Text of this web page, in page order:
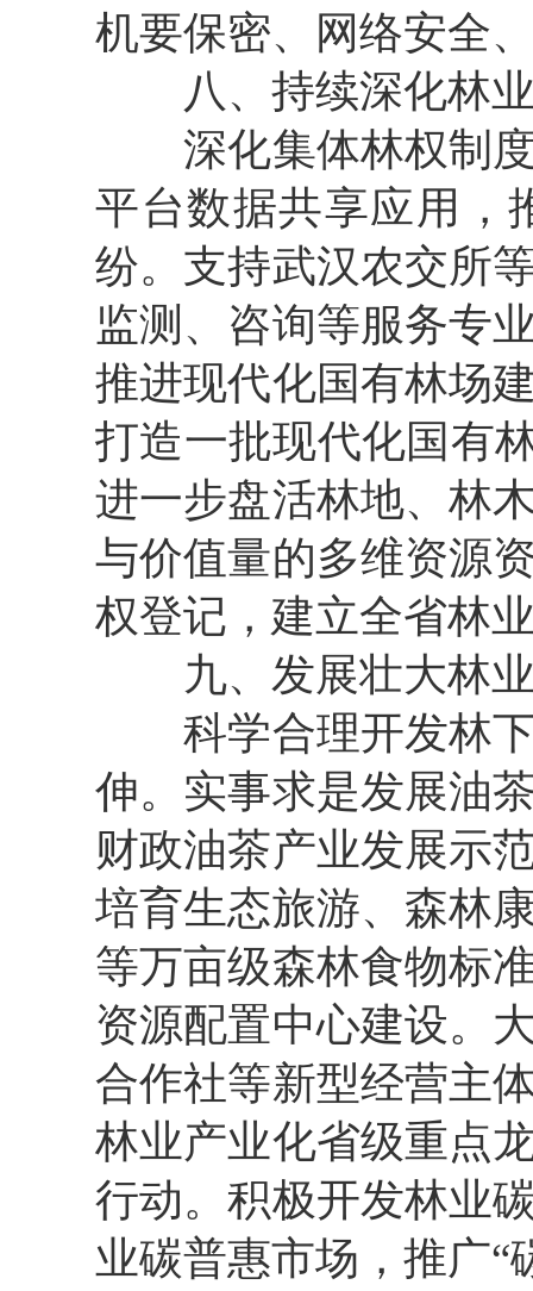
机要保密、网络安全
八、 持续深化林
深化集体林权制
平台数据共享应用，
纷。支持武汉农交所
监测、咨询等服务专
推进现代化国有林场
打造一批现代化国有
进一步盘活林地、林
与价值量的多维资源
权登记，建立全省林
九、 发展壮大林
科学合理开发林
伸。 实事求是发展油
财政油茶产业发展示
培育生态旅游、森林
等万亩级森林食物标
资源配置中心建设。
合作社等新型经营主
林业产业化省级重点
行动。积极开发林业
业碳普惠市场，推广“